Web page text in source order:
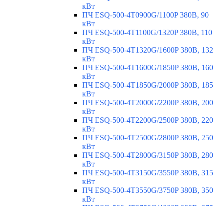
кВт
ПЧ ESQ-500-4T0900G/1100P 380В, 90
кВт
ПЧ ESQ-500-4T1100G/1320P 380В, 110
кВт
ПЧ ESQ-500-4T1320G/1600P 380В, 132
кВт
ПЧ ESQ-500-4T1600G/1850P 380В, 160
кВт
ПЧ ESQ-500-4T1850G/2000P 380В, 185
кВт
ПЧ ESQ-500-4T2000G/2200P 380В, 200
кВт
ПЧ ESQ-500-4T2200G/2500P 380В, 220
кВт
ПЧ ESQ-500-4T2500G/2800P 380В, 250
кВт
ПЧ ESQ-500-4T2800G/3150P 380В, 280
кВт
ПЧ ESQ-500-4T3150G/3550P 380В, 315
кВт
ПЧ ESQ-500-4T3550G/3750P 380В, 350
кВт